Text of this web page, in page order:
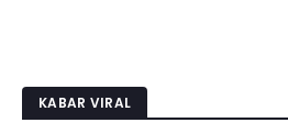
KABAR VIRAL